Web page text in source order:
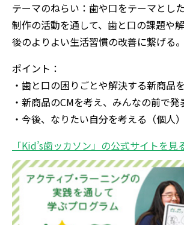
テーマのねらい：歯や口をテーマとし
制作の活動を通して、歯と口の課題や
後のよりよい生活習慣の改善に繋げる。
ポイント：
・歯と口の困りごとや解決する新商品
・新商品のCMを考え、みんなの前で
・今後、なりたい自分を考える（個人）
「Kid’s歯ッカソン」の公式サイトを見